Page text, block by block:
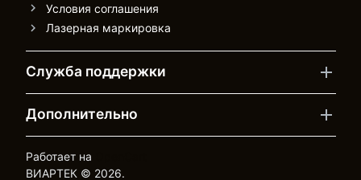
Условия соглашения
Лазерная маркировка
Служба поддержки
Дополнительно
Работает на
ВИАРТЕК © 2026.